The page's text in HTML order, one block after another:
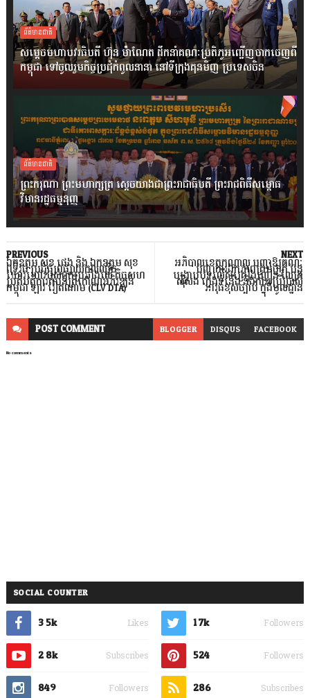
ព័ត៌មានជាតិ
សម្តេចមហាបវរធិបតី ហ៊ុន ម៉ាណែត ដឹកនាំគណៈប្រតិភូអញ្ជើញចាកចេញពី
កម្ពុជា ទៅចូលរួមកិច្ចប្រជុំកំពូលនានា នៅទីក្រុងគុនមិញ ប្រទេសចិន
ព័ត៌មានជាតិ
ព្រះករុណា ព្រះមហាក្សត្រ ស្តេចយាងជាព្រះរាជាធិបតី ព្រះរាជពិធីសម្ពោធ
វិមានរដ្ឋធម្មនុញ្ញ
NEXT
អភិបាលខេត្តកណ្តាល បញ្ជាឱ្យគណៈ
បញ្ជាការឯកភាពគ្រប់ថ្នាក់ បន្ត
បង្ក្រាបបទល្មើសគ្រឿងញៀន ល្បែង
ស៊ីសង ក្មេងទំនើង និងការប្រើប្រាស់
អាវុធខុសច្បាប់ ក្នុងមូលដ្ឋាន
PREVIOUS
ឯកឧត្តម សុខ ផេង និង ឯកឧត្តម សុខ
ពុទ្ធិវុធ ប្រជុំផ្សព្វផ្សាយកលល្បិច
ឃោរឃៅរបស់ពួកប្រឆាំងលើ កិច្ចសហ
ប្រតិបត្តិការតំបន់ត្រីកោណអភិវឌ្ឍន៍
កម្ពុជា ឡាវ វៀតណាម (CLV DTA)
POSTCOMMENT BLOGGER DISQUS FACEBOOK
No comments
SOCIAL COUNTER
3.5k Likes 1.7k Followers
2.8k Subscribes 524 Followers
849 Followers 286 Subscribes